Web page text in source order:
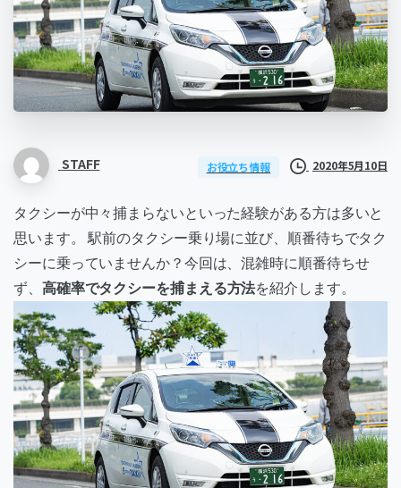
STAFF お役立ち情報 2020年5月10日
タクシーが中々捕まらないといった経験がある方は多いと
思います。 駅前のタクシー乗り場に並び、順番待ちでタク
シーに乗っていませんか？今回は、混雑時に順番待ちせ
ず、 高確率でタクシーを捕まえる方法を紹介します。